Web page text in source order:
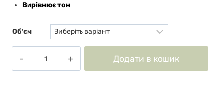
Вирівнює тон
Об'єм
фруктовими
Додати в кошик